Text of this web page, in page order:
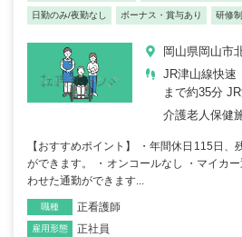
日勤のみ/夜勤なし ボーナス・賞与あり 研修
岡山県岡山市
JR津山線快速
まで約35分
介護老人保健
【おすすめポイント】 ・年間休日115日、
ができます。 ・オンコールなし ・マイカ
わせた通勤ができます...
職種 正看護師
雇用形態 正社員